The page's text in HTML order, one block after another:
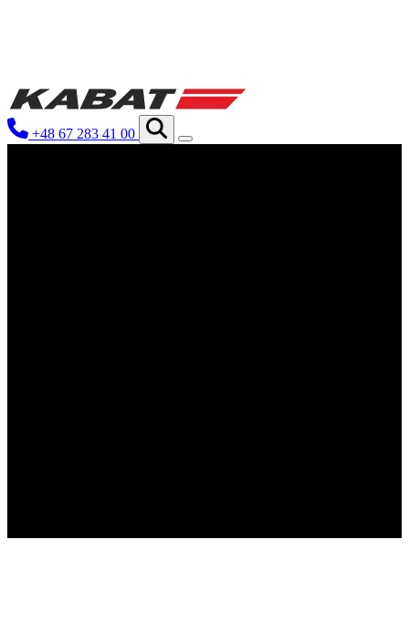
+48 67 283 41 00
We use cookies to personalize
your use of our site with our social